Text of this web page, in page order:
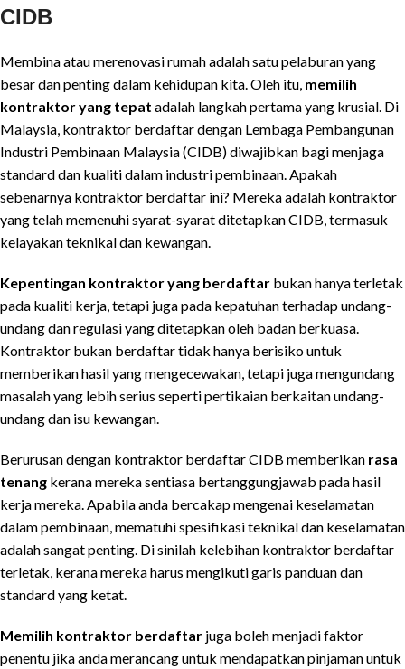
CIDB
Membina atau merenovasi rumah adalah satu pelaburan yang
besar dan penting dalam kehidupan kita. Oleh itu, memilih
kontraktor yang tepat adalah langkah pertama yang krusial. Di
Malaysia, kontraktor berdaftar dengan Lembaga Pembangunan
Industri Pembinaan Malaysia (CIDB) diwajibkan bagi menjaga
standard dan kualiti dalam industri pembinaan. Apakah
sebenarnya kontraktor berdaftar ini? Mereka adalah kontraktor
yang telah memenuhi syarat-syarat ditetapkan CIDB, termasuk
kelayakan teknikal dan kewangan.
Kepentingan kontraktor yang berdaftar bukan hanya terletak
pada kualiti kerja, tetapi juga pada kepatuhan terhadap undang-
undang dan regulasi yang ditetapkan oleh badan berkuasa.
Kontraktor bukan berdaftar tidak hanya berisiko untuk
memberikan hasil yang mengecewakan, tetapi juga mengundang
masalah yang lebih serius seperti pertikaian berkaitan undang-
undang dan isu kewangan.
Berurusan dengan kontraktor berdaftar CIDB memberikan rasa
tenang kerana mereka sentiasa bertanggungjawab pada hasil
kerja mereka. Apabila anda bercakap mengenai keselamatan
dalam pembinaan, mematuhi spesifikasi teknikal dan keselamatan
adalah sangat penting. Di sinilah kelebihan kontraktor berdaftar
terletak, kerana mereka harus mengikuti garis panduan dan
standard yang ketat.
Memilih kontraktor berdaftar juga boleh menjadi faktor
penentu jika anda merancang untuk mendapatkan pinjaman untuk